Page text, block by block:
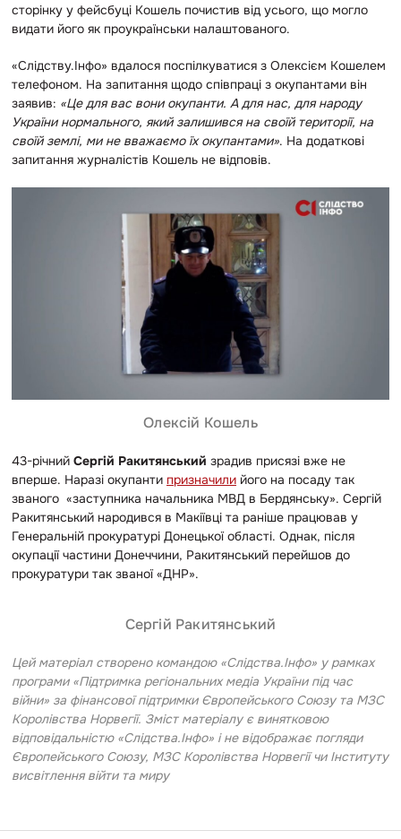
сторінку у фейсбуці Кошель почистив від усього, що могло
видати його як проукраїнськи налаштованого.
«Слідству.Інфо» вдалося поспілкуватися з Олексієм Кошелем
телефоном. На запитання щодо співпраці з окупантами він
заявив: «Це для вас вони окупанти. А для нас, для народу
України нормального, який залишився на своїй території, на
своїй землі, ми не вважаємо їх окупантами». На додаткові
запитання журналістів Кошель не відповів.
Олексій Кошель
43-річний Сергій Ракитянський зрадив присязі вже не
вперше. Наразі окупанти призначили його на посаду так
званого «заступника начальника МВД в Бердянську». Сергій
Ракитянський народився в Макіївці та раніше працював у
Генеральній прокуратурі Донецької області. Однак, після
окупації частини Донеччини, Ракитянський перейшов до
прокуратури так званої «ДНР».
Сергій Ракитянський
Цей матеріал створено командою «Слідства.Інфо» у рамках
програми «Підтримка регіональних медіа України під час
війни» за фінансової підтримки Європейського Союзу та МЗС
Королівства Норвегії. Зміст матеріалу є винятковою
відповідальністю «Слідства.Інфо» i не відображає погляди
Європейського Союзу, МЗС Королівства Норвегії чи Інституту
висвітлення війти та миру